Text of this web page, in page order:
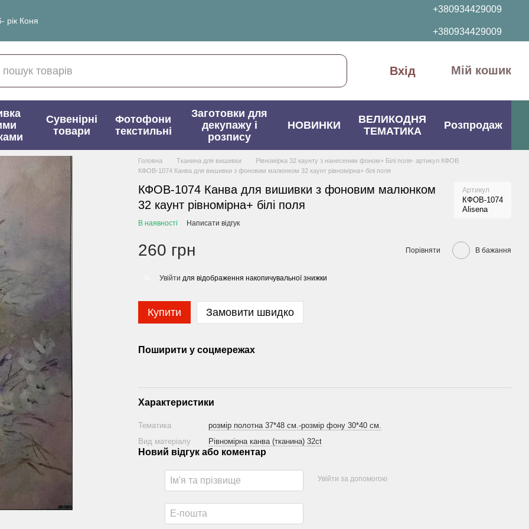
рік Коня
+380934429009
+380934429009
Вхід Мій кошик
Сувенірні
товари
Фотофони
текстильні
Заготовки для
декупажу і
розпису
НОВИНКИ
ВЕЛИКОДНЯ
ТЕМАТИКА
Розпродаж
Головна Тканина для вишивки
Рівномірка 32 каунту з нанесеним фоном+ Білі поля- артикул КФОВ
КФОВ-1074 Канва для вишивки з фоновим малюнком 32 каунт рівномірна+ білі поля
КФОВ-1074 Канва для вишивки з фоновим малюнком
32 каунт рівномірна+ білі поля
Артикул
КФОВ-1074
Alisena
В наявності Написати відгук
260 грн Порівняти В бажання
Увійти для відображення накопичувальної знижки
Купити Замовити швидко
Поширити у соцмережах
Характеристики
Тематика
розмір полотна 37*48 см.-розмір фону 30*40 см.
Вид матеріалу
Рівномірна канва (тканина) 32ct
Новий відгук або коментар
Увійти за допомогою